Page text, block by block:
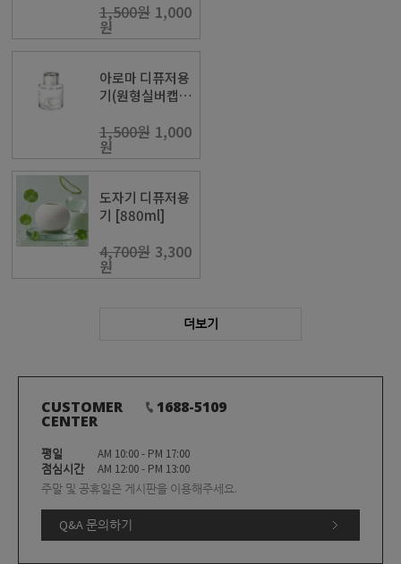
1,500원 1,000
원
아로마 디퓨저용
기(원형실버캡)
1,500원 1,000
원
도자기 디퓨저용
기 [880ml]
4,700원 3,300
원
더보기
CUSTOMER
CENTER
1688-5109
평일
AM 10:00 - PM 17:00
점심시간
AM 12:00 - PM 13:00
주말 및 공휴일은 게시판을 이용해주세요.
Q&A 문의하기